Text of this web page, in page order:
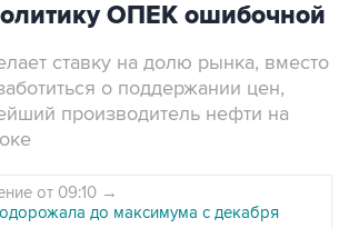
ОПЕК ошибочной
ставку на долю рынка, вместо
о поддержании цен,
производитель нефти на
от 09:10 →
до максимума с декабря